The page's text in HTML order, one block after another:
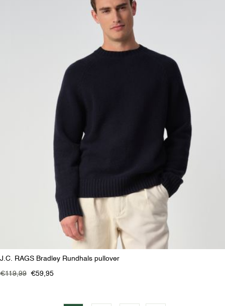
J.C. RAGS Bradley Rundhals pullover
€119,99 €59,95